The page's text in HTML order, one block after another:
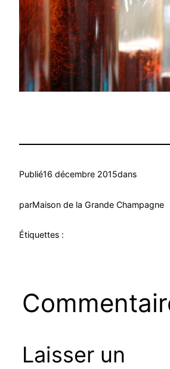
Publié16 décembre 2015dans
parMaison de la Grande Champagne
Étiquettes :
Laisser un